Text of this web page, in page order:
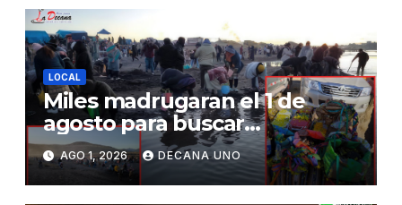
LOCAL
Miles madrugaran el 1 de
agosto para buscar
piedrecillas en los ríos y
realizar la challa por la
riqueza y la prosperidad
AGO 1, 2026 DECANA UNO